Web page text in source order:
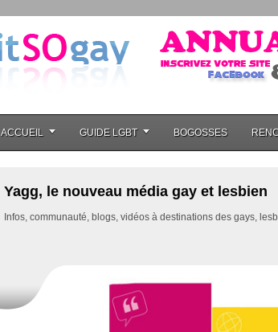
ACCUEIL GUIDE LGBT BOGOSSES
Yagg, le nouveau média gay et lesbien
Infos, communauté, blogs, vidéos à destinations des gays,